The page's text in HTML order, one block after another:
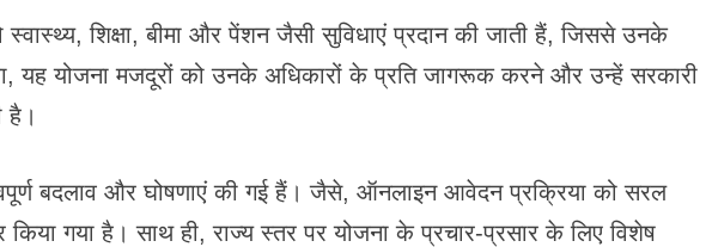
स्वास्थ्य, शिक्षा, बीमा और पेंशन जैसी सुविधाएं प्रदान की जाती हैं, जिससे उनके
यह योजना मजदूरों को उनके अधिकारों के प्रति जागरूक करने और उन्हें सरकारी
है।
बदलाव और घोषणाएं की गई हैं। जैसे, ऑनलाइन आवेदन प्रक्रिया को सरल
किया गया है। साथ ही, राज्य स्तर पर योजना के प्रचार-प्रसार के लिए विशेष